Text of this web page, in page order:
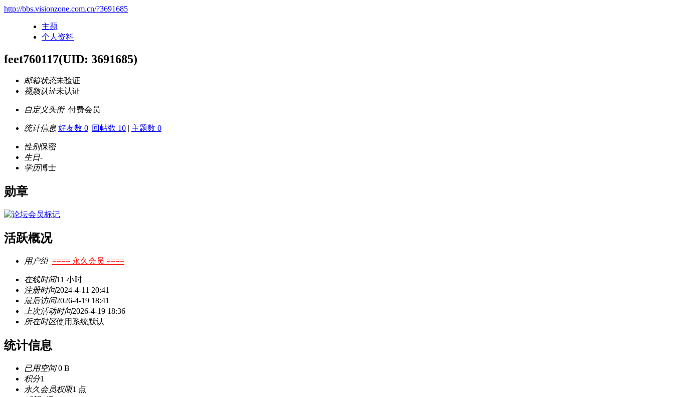
http://bbs.visionzone.com.cn/?3691685
主题
个人资料
feet760117(UID: 3691685)
邮箱状态未验证
视频认证未认证
自定义头衔 付费会员
统计信息 好友数 0 |回帖数 10 | 主题数 0
性别保密
生日-
学历博士
勋章
活跃概况
用户组 ==== 永久会员 ====
在线时间11 小时
注册时间2024-4-11 20:41
最后访问2026-4-19 18:41
上次活动时间2026-4-19 18:36
所在时区使用系统默认
统计信息
已用空间0 B
积分1
永久会员权限1 点